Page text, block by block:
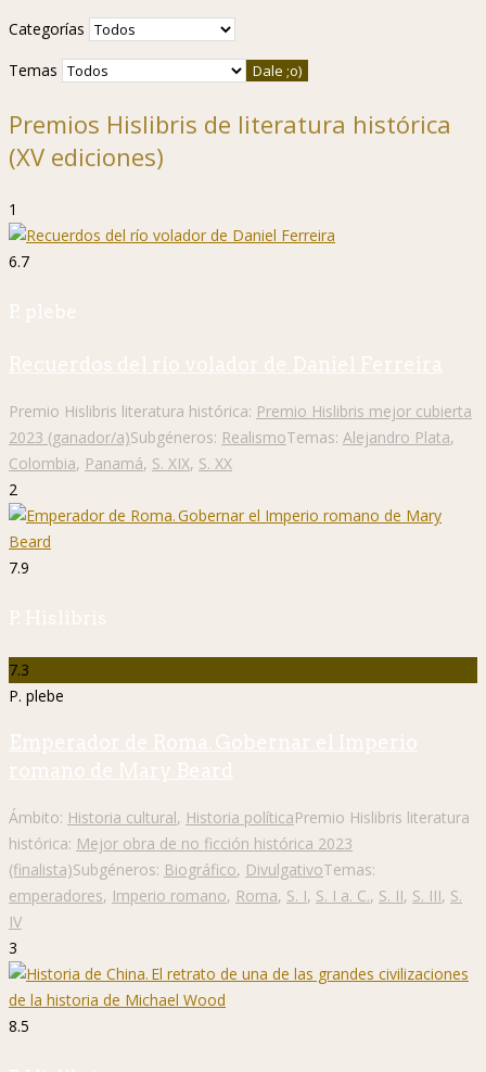
Categorías
Temas
Premios Hislibris de literatura histórica
(XV ediciones)
1
6.7
P. plebe
Recuerdos del río volador de Daniel Ferreira
Premio Hislibris literatura histórica: Premio Hislibris mejor cubierta
2023 (ganador/a)Subgéneros: RealismoTemas: Alejandro Plata,
Colombia, Panamá, S. XIX, S. XX
2
7.9
P. Hislibris
7.3
P. plebe
Emperador de Roma. Gobernar el Imperio
romano de Mary Beard
Ámbito: Historia cultural, Historia políticaPremio Hislibris literatura
histórica: Mejor obra de no ficción histórica 2023
(finalista)Subgéneros: Biográfico, DivulgativoTemas:
emperadores, Imperio romano, Roma, S. I, S. I a. C., S. II, S. III, S.
IV
3
8.5